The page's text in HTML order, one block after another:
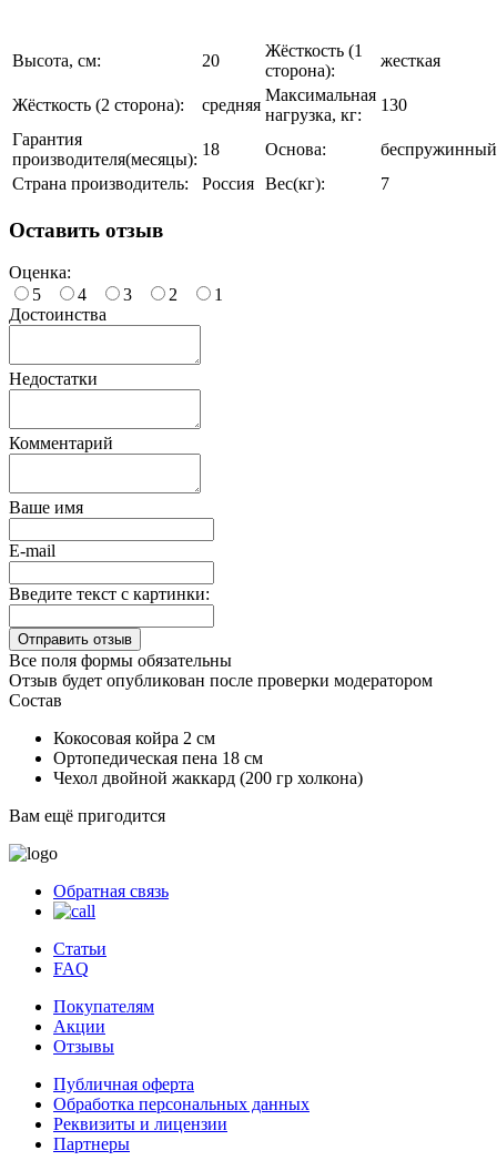
Высота, см: 20
Жёсткость (1
сторона):
жесткая
Жёсткость (2 сторона): средняя
Максимальная
нагрузка, кг:
130
Гарантия
производителя(месяцы):
18 Основа:
беспружинный
Страна производитель:
Россия Вес(кг): 7
Оставить отзыв
Оценка:
5
4 3 2
1
Достоинства
Недостатки
Комментарий
Ваше имя
E-mail
Введите текст с картинки:
Все поля формы обязательны
Отзыв будет опубликован после проверки модератором
Состав
Кокосовая койра 2 см
Ортопедическая пена 18 см
Чехол двойной жаккард (200 гр холкона)
Вам ещё пригодится
Обратная связь
Статьи
FAQ
Покупателям
Акции
Отзывы
Публичная оферта
Обработка персональных данных
Реквизиты и лицензии
Партнеры